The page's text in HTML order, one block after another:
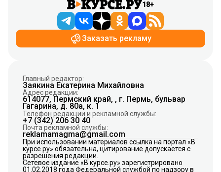
18+
Заказать рекламу
Главный редактор:
Заякина Екатерина Михайловна
Адрес редакции:
614077, Пермский край, , г. Пермь, бульвар
Гагарина, д. 80а, к. 1
Телефон редакции и рекламной службы:
+7 (342) 206 30 40
Почта рекламной службы:
reklamamagma@gmail.com
При использовании материалов ссылка на портал «В
курсе.ру» обязательна, цитирование допускается с
разрешения редакции.
Сетевое издание «В курсе.ру» зарегистрировано
01.02.2018 года Федеральной службой по надзору в